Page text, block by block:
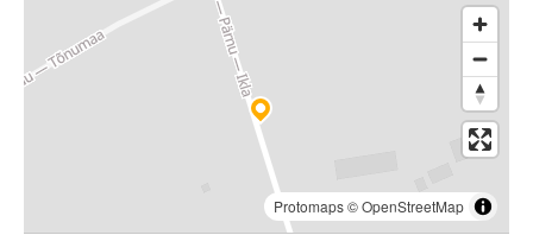
Protomaps©OpenStreetMap